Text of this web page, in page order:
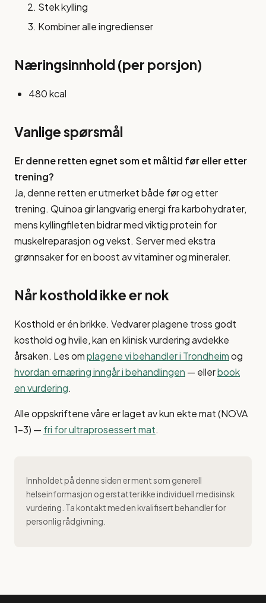
Stek kylling
Kombiner alle ingredienser
Næringsinnhold (per porsjon)
480 kcal
Vanlige spørsmål
Er denne retten egnet som et måltid før eller etter
trening?
Ja, denne retten er utmerket både før og etter
trening. Quinoa gir langvarig energi fra karbohydrater,
mens kyllingfileten bidrar med viktig protein for
muskelreparasjon og vekst. Server med ekstra
grønnsaker for en boost av vitaminer og mineraler.
Når kosthold ikke er nok
Kosthold er én brikke. Vedvarer plagene tross godt
kosthold og hvile, kan en klinisk vurdering avdekke
årsaken. Les omplagene vi behandler i Trondheimog
hvordan ernæring inngår i behandlingen — ellerbook
en vurdering.
Alle oppskriftene våre er laget av kun ekte mat (NOVA
1–3) — fri for ultraprosessert mat.
Innholdet på denne siden er ment som generell
helseinformasjon og erstatter ikke individuell medisinsk
vurdering. Ta kontakt med en kvalifisert behandler for
personlig rådgivning.